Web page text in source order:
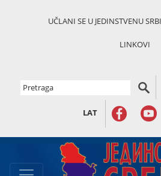
UČLANI SE U JEDINSTVENU
LINKOVI
LAT